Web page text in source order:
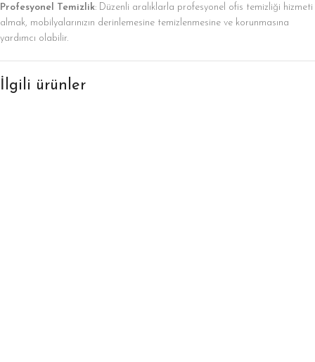
Profesyonel Temizlik: Düzenli aralıklarla profesyonel ofis temizliği hizmeti
almak, mobilyalarınızın derinlemesine temizlenmesine ve korunmasına
yardımcı olabilir.
İlgili ürünler